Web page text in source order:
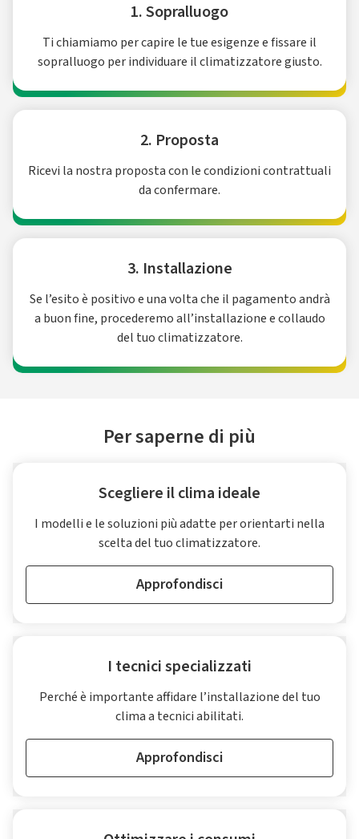
1. Sopralluogo
Ti chiamiamo per capire le tue esigenze e fissare il
sopralluogo per individuare il climatizzatore giusto.
2. Proposta
Ricevi la nostra proposta con le condizioni contrattuali
da confermare.
3. Installazione
Se l’esito è positivo e una volta che il pagamento andrà
a buon fine, procederemo all’installazione e collaudo
del tuo climatizzatore.
Per saperne di più
Scegliere il clima ideale
I modelli e le soluzioni più adatte per orientarti nella
scelta del tuo climatizzatore.
Approfondisci
I tecnici specializzati
Perché è importante affidare l’installazione del tuo
clima a tecnici abilitati.
Approfondisci